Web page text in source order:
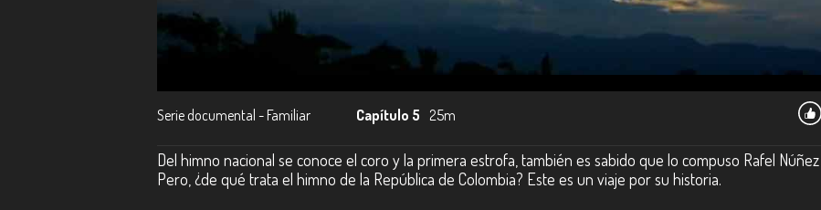
Serie documental - Familiar Capítulo 5 25m
Del himno nacional se conoce el coro y la primera estrofa, también es sabido que lo compuso Rafel
Pero, ¿de qué trata el himno de la República de Colombia? Este es un viaje por su historia.